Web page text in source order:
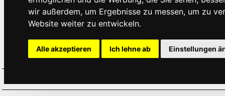
wir außerdem, um Ergebnisse zu messen, um zu
Website weiter zu entwickeln.
Alle akzeptieren Ich lehne ab Einstellungen